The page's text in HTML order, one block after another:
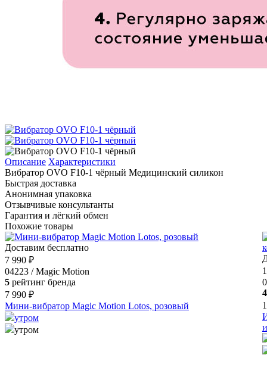
Описание Характеристики
Вибратор OVO F10-1 чёрный Медицинский силикон
Быстрая доставка
Анонимная упаковка
Отзывчивые консультанты
Гарантия и лёгкий обмен
Похожие товары
Доставим бесплатно
7 990 ₽
04223 / Magic Motion
5 рейтинг бренда
7 990 ₽
Мини-вибратор Magic Motion Lotos, розовый
утром
утром